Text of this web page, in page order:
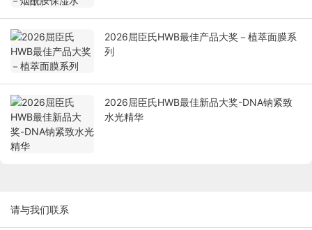
2026屈臣氏HWB最佳产品大奖－植萃面膜系
列
2026屈臣氏HWB最佳新品大奖-DNA钠紧致
水光精华
请与我们联系